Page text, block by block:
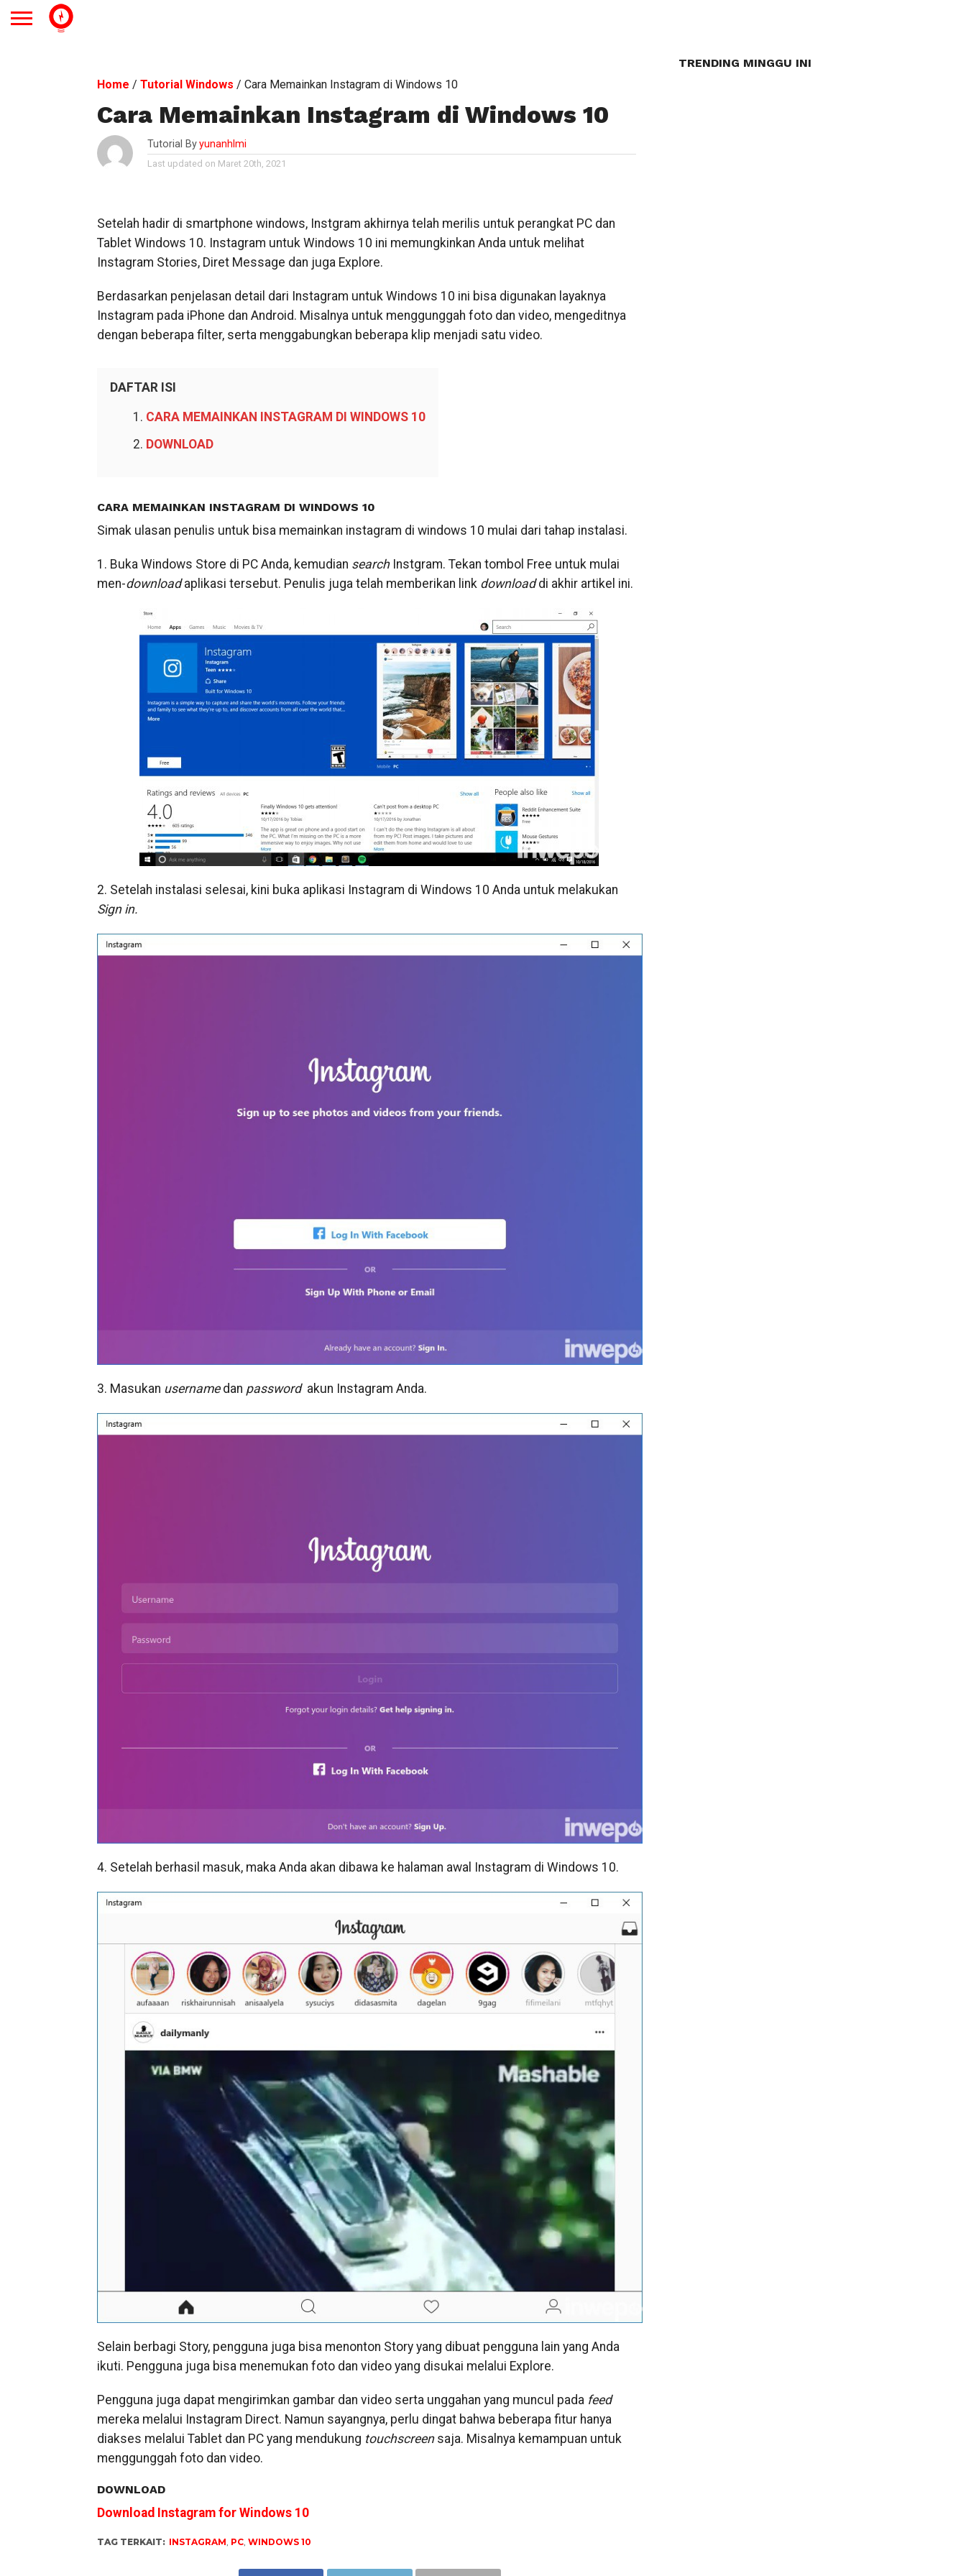
Home / Tutorial Windows / Cara Memainkan Instagram di Windows 10
Cara Memainkan Instagram di Windows 10
Tutorial Byyunanhlmi
Last updated on Maret 20th, 2021
Setelah hadir di smartphone windows, Instgram akhirnya telah merilis untuk perangkat PC dan
Tablet Windows 10. Instagram untuk Windows 10 ini memungkinkan Anda untuk melihat
Instagram Stories, Diret Message dan juga Explore.
Berdasarkan penjelasan detail dari Instagram untuk Windows 10 ini bisa digunakan layaknya
Instagram pada iPhone dan Android. Misalnya untuk menggunggah foto dan video, mengeditnya
dengan beberapa filter, serta menggabungkan beberapa klip menjadi satu video.
DAFTAR ISI
CARA MEMAINKAN INSTAGRAM DI WINDOWS 10
DOWNLOAD
CARA MEMAINKAN INSTAGRAM DI WINDOWS 10
Simak ulasan penulis untuk bisa memainkan instagram di windows 10 mulai dari tahap instalasi.
1. Buka Windows Store di PC Anda, kemudian searchInstgram. Tekan tombol Free untuk mulai
men-downloadaplikasi tersebut. Penulis juga telah memberikan link downloaddi akhir artikel ini.
2. Setelah instalasi selesai, kini buka aplikasi Instagram di Windows 10 Anda untuk melakukan
Sign in.
3. Masukan usernamedan password akun Instagram Anda.
4. Setelah berhasil masuk, maka Anda akan dibawa ke halaman awal Instagram di Windows 10.
Selain berbagi Story, pengguna juga bisa menonton Story yang dibuat pengguna lain yang Anda
ikuti. Pengguna juga bisa menemukan foto dan video yang disukai melalui Explore.
Pengguna juga dapat mengirimkan gambar dan video serta unggahan yang muncul pada feed
mereka melalui Instagram Direct. Namun sayangnya, perlu dingat bahwa beberapa fitur hanya
diakses melalui Tablet dan PC yang mendukung touchscreensaja. Misalnya kemampuan untuk
menggunggah foto dan video.
DOWNLOAD
Download Instagram for Windows 10
TAG TERKAIT: INSTAGRAM PC, WINDOWS 10
TRENDING MINGGU INI